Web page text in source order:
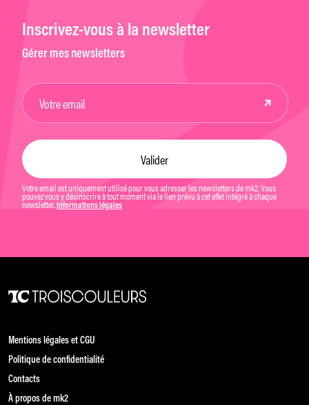
Inscrivez-vous à la newsletter
Gérer mes newsletters
Votre email est uniquement utilisé pour vous adresser les newsletters de mk2. Vous
pouvez vous y désinscrire à tout moment via le lien prévu à cet effet intégré à chaque
newsletter. Informations légales
Mentions légales et CGU
Politique de confidentialité
Contacts
À propos de mk2